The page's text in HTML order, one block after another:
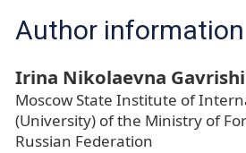
Author information
Irina Nikolaevna
Moscow State Institute of
(University) of the Ministry of
Russian Federation